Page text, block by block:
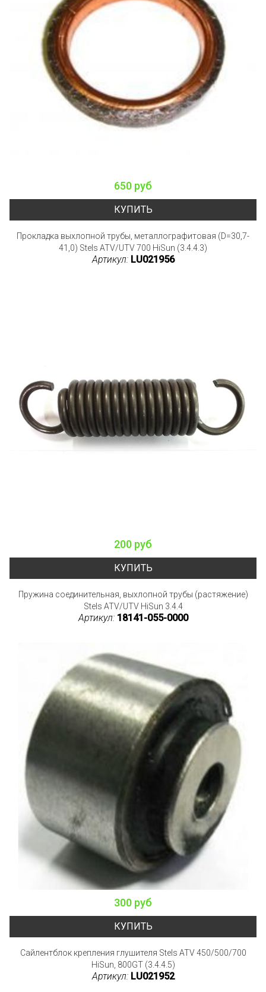
650 руб
КУПИТЬ
Прокладка выхлопной трубы, металлографитовая (D=30,7-
41,0) Stels ATV/UTV 700 HiSun (3.4.4.3)
Артикул: LU021956
200 руб
КУПИТЬ
Пружина соединительная, выхлопной трубы (растяжение)
Stels ATV/UTV HiSun 3.4.4
Артикул: 18141-055-0000
300 руб
КУПИТЬ
Сайлентблок крепления глушителя Stels ATV 450/500/700
HiSun, 800GT (3.4.4.5)
Артикул: LU021952